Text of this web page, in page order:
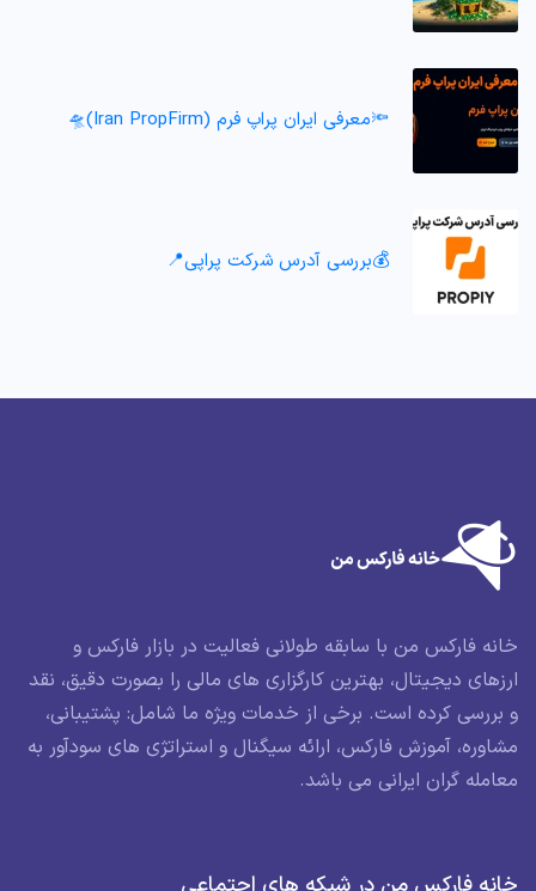
🔦معرفی ایران پراپ فرم (Iran PropFirm)🛸
💰بررسی آدرس شرکت پراپی📍
خانه فارکس من با سابقه طولانی فعالیت در بازار فارکس و
ارزهای دیجیتال، بهترین کارگزاری های مالی را بصورت دقیق، نقد
و بررسی کرده است. برخی از خدمات ویژه ما شامل: پشتیبانی،
مشاوره، آموزش فارکس، ارائه سیگنال و استراتژی های سودآور به
معامله گران ایرانی می باشد.